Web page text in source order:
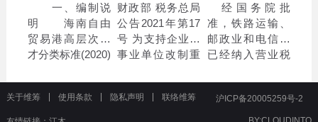
一、编制说
明 海南自由
贸易港高层次人
才分类标准(2020)
人才发展局依据
《海南自由贸易
港建设总体方
财政部 税务总局
公告2021年第17
号 为支持企业、
事业单位改制重
境，现就继续执
行有关契税政策
经国务院批
准，铁路运输、
邮政业和电信业
已经纳入营业税
点。为了规范和
完善跨境应税服
务的税收管理，
关于维筹 使用条款 隐私声明 联络维筹 沪ICP备20005259号-2